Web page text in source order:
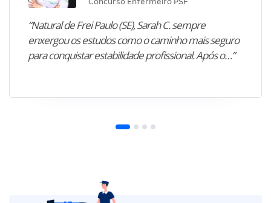
“Natural de Frei Paulo (SE), Sarah C. sempre
enxergou os estudos como o caminho mais seguro
para conquistar estabilidade profissional. Após o…”